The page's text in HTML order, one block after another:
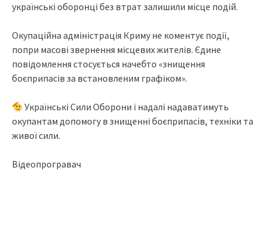
українські оборонці без втрат залишили місце подій.
Окупаційна адміністрація Криму не коментує події,
попри масові звернення місцевих жителів. Єдине
повідомлення стосується начебто «знищення
боєприпасів за встановленим графіком».
Українські Сили Оборони і надалі надаватимуть
окупантам допомогу в знищенні боєприпасів, техніки та
живої сили.
Відеопрогравач